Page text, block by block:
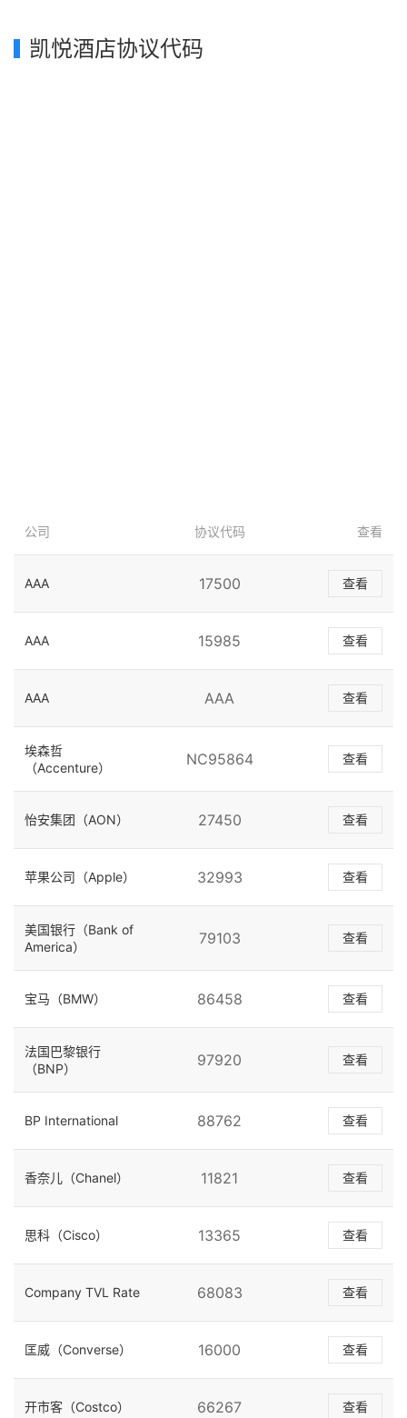
凯悦酒店协议代码
公司 协议代码 查看
AAA 17500 查看
AAA 15985 查看
AAA AAA 查看
埃森哲
（Accenture）
NC95864 查看
怡安集团（AON） 27450 查看
苹果公司（Apple） 32993 查看
美国银行（Bank of
America）
79103 查看
宝马（BMW） 86458 查看
法国巴黎银行
（BNP）
97920 查看
BP International 88762 查看
香奈儿（Chanel） 11821 查看
思科（Cisco） 13365 查看
Company TVL Rate 68083 查看
匡威（Converse） 16000 查看
开市客（Costco） 66267 查看